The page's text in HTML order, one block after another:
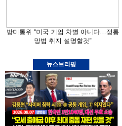
방미통위 “미국 기업 차별 아니다…정통
망법 취지 설명할것”
뉴스브리핑